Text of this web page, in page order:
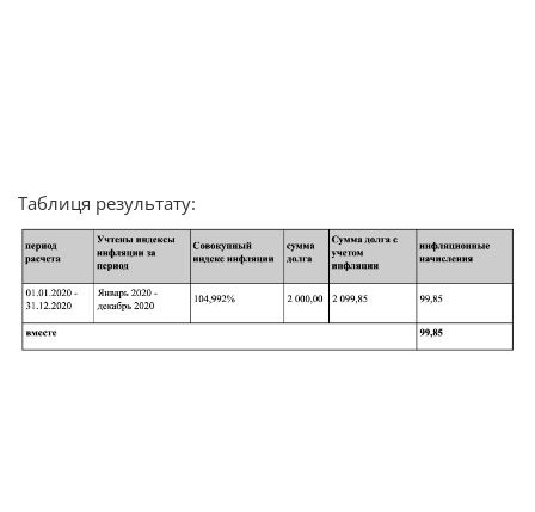
Таблиця результату: